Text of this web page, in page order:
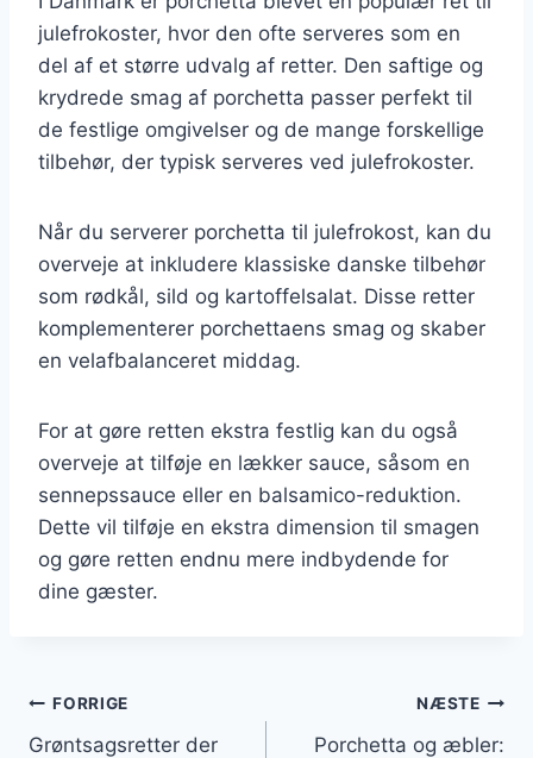
julefrokoster, hvor den ofte serveres som en
del af et større udvalg af retter. Den saftige og
krydrede smag af porchetta passer perfekt til
de festlige omgivelser og de mange forskellige
tilbehør, der typisk serveres ved julefrokoster.
Når du serverer porchetta til julefrokost, kan du
overveje at inkludere klassiske danske tilbehør
som rødkål, sild og kartoffelsalat. Disse retter
komplementerer porchettaens smag og skaber
en velafbalanceret middag.
For at gøre retten ekstra festlig kan du også
overveje at tilføje en lækker sauce, såsom en
sennepssauce eller en balsamico-reduktion.
Dette vil tilføje en ekstra dimension til smagen
og gøre retten endnu mere indbydende for
dine gæster.
Indlægsnavigation
FORRIGE
Grøntsagsretter der
NÆSTE
Porchetta og æbler: